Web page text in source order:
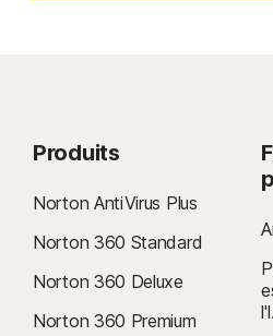
Produits
Norton AntiVirus Plus
Norton 360 Standard
Norton 360 Deluxe
Norton 360 Premium